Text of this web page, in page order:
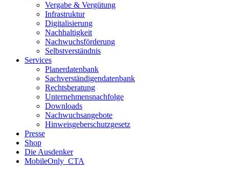
Vergabe & Vergütung
Infrastruktur
Digitalisierung
Nachhaltigkeit
Nachwuchsförderung
Selbstverständnis
Services
Planerdatenbank
Sachverständigendatenbank
Rechtsberatung
Unternehmensnachfolge
Downloads
Nachwuchsangebote
Hinweisgeberschutzgesetz
Presse
Shop
Die Ausdenker
MobileOnly_CTA